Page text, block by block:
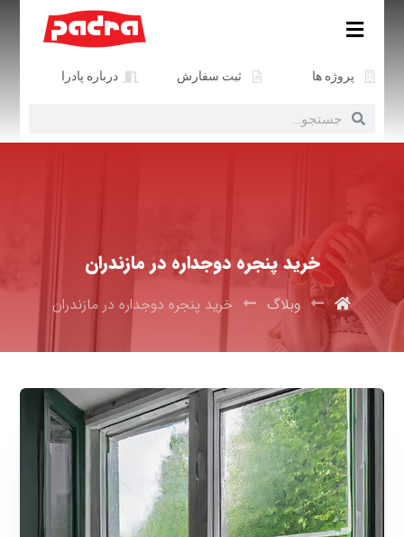
پروژه ها ثبت سفارش درباره پادرا
خرید پنجره دوجداره در مازندران
وبلاگ خرید پنجره دوجداره در مازندران